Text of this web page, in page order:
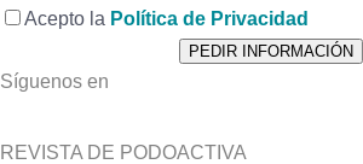
Acepto la Política de Privacidad
Síguenos en
REVISTA DE PODOACTIVA